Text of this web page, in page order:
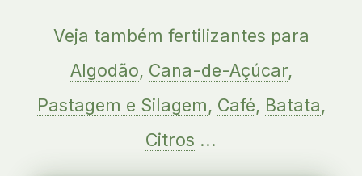
Veja também fertilizantes para
Algodão, Cana-de-Açúcar,
Pastagem e Silagem, Café, Batata,
Citros ...